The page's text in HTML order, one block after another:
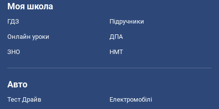
Моя школа
ГДЗ Підручники
Онлайн уроки ДПА
ЗНО НМТ
Авто
Тест Драйв Електромобілі